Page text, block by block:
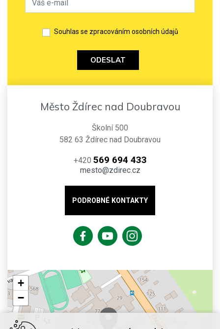
Souhlas se zpracováním osobních údajů
ODESLAT
Město Ždírec nad Doubravou
Školní 500
582 63 Ždírec nad Doubravou
+420 569 694 433
mesto@zdirec.cz
PODROBNÉ KONTAKTY
+
−